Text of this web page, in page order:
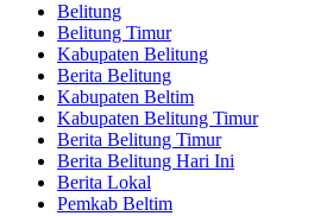
Belitung
Belitung Timur
Kabupaten Belitung
Berita Belitung
Kabupaten Beltim
Kabupaten Belitung Timur
Berita Belitung Timur
Berita Belitung Hari Ini
Berita Lokal
Pemkab Beltim